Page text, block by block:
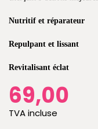
Nutritif et réparateur
Repulpant et lissant
Revitalisant éclat
69,00
TVA incluse